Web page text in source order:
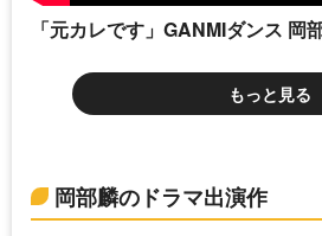
「元カレです」GANMIダンス 岡
もっと見る
岡部麟のドラマ出演作